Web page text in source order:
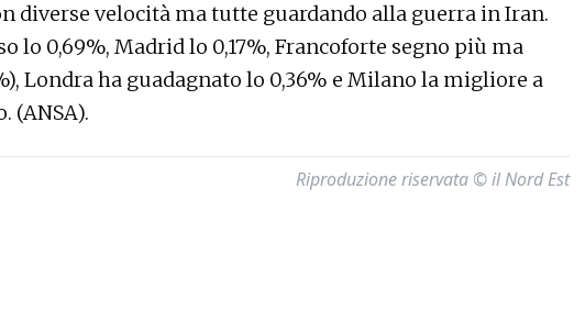
diverse velocità ma tutte guardando alla guerra in Iran.
lo 0,69%, Madrid lo 0,17%, Francoforte segno più ma
Londra ha guadagnato lo 0,36% e Milano la migliore a
(ANSA).
Riproduzione riservata © il Nord Est